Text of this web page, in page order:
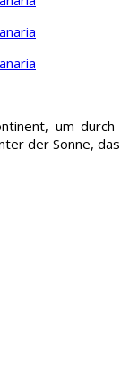
um
der Sonne,